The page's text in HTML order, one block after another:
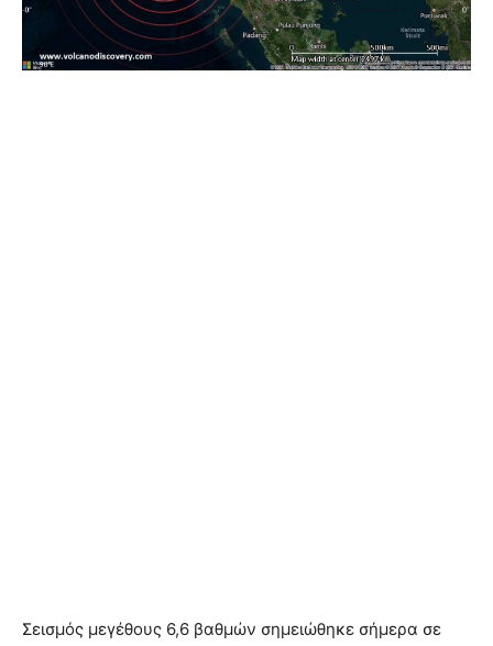
Σεισμός μεγέθους 6,6 βαθμών σημειώθηκε σήμερα σε